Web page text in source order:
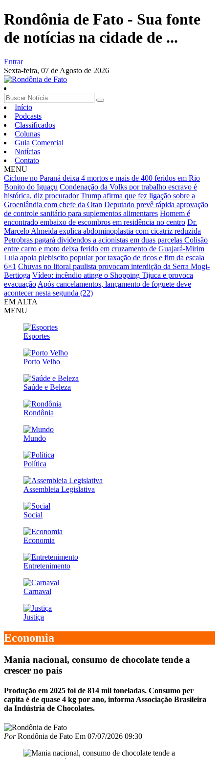
Rondônia de Fato - Sua fonte
de notícias na cidade de ...
Entrar
Sexta-feira, 07 de Agosto de 2026
Início
Podcasts
Classificados
Colunas
Guia Comercial
Notícias
Contato
MENU
Ciclone no Paraná deixa 4 mortos e mais de 400 feridos em Rio
Bonito do Iguaçu Condenação da Volks por trabalho escravo é
histórica, diz procurador Trump afirma que fez ligação sobre a
Groenlândia com chefe da Otan Deputado prevê rápida aprovação
de controle sanitário para suplementos alimentares Homem é
encontrado embaixo de escombros em residência no centro Dr.
Marcelo Almeida explica abdominoplastia com cicatriz reduzida
Petrobras pagará dividendos a acionistas em duas parcelas Colisão
entre carro e moto deixa ferido em cruzamento de Guajará-Mirim
Lula apoia plebiscito popular por taxação de ricos e fim da escala
6×1 Chuvas no litoral paulista provocam interdição da Serra Mogi-
Bertioga Vídeo: incêndio atinge o Shopping Tijuca e provoca
evacuação Após cancelamentos, lançamento de foguete deve
acontecer nesta segunda (22)
EM ALTA
MENU
Esportes
Porto Velho
Saúde e Beleza
Rondônia
Mundo
Política
Assembleia Legislativa
Social
Economia
Entretenimento
Carnaval
Justiça
Economia
Mania nacional, consumo de chocolate tende a
crescer no país
Produção em 2025 foi de 814 mil toneladas. Consumo per
capita é de quase 4 kg por ano, informa Associação Brasileira
da Indústria de Chocolates.
PorRondônia de Fato Em 07/07/2026 09:30